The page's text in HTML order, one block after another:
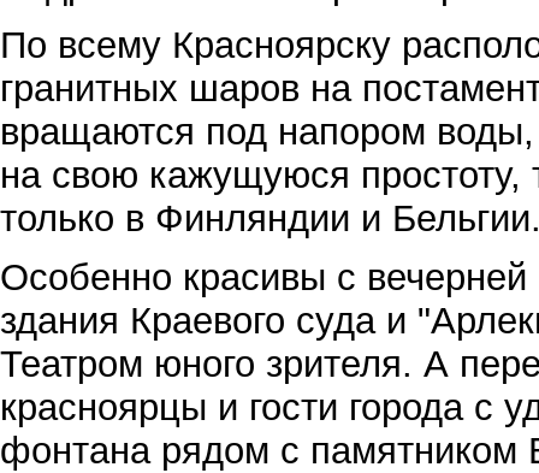
По всему Красноярску
гранитных шаров на
вращаются под напором
на свою кажущуюся
только в Финляндии и
Особенно красивы с
здания Краевого суда и
Театром юного зрителя. А
красноярцы и гости города с
фонтана рядом с памятником